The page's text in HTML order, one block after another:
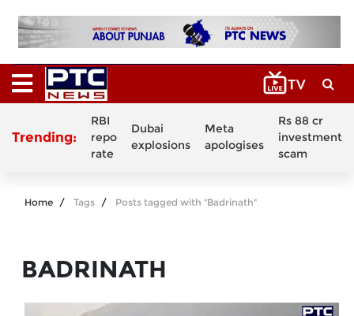
Trending:
RBI
repo
rate
Dubai
explosions
Meta
apologises
Rs 88 cr
investment
scam
Home Tags Posts tagged with "Badrinath"
BADRINATH